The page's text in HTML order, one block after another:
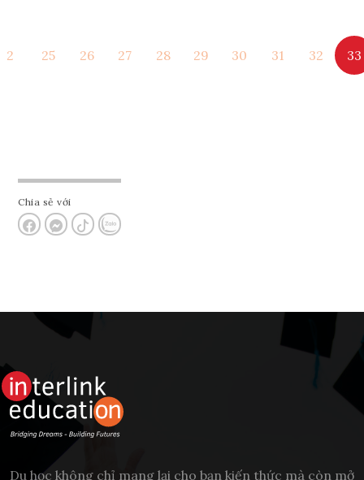
Tham vấn Interlink
2 25 26 27 28 29 30 31 32 33
Chia sẻ với
Du học không chỉ mang lại cho bạn kiến thức mà còn mở